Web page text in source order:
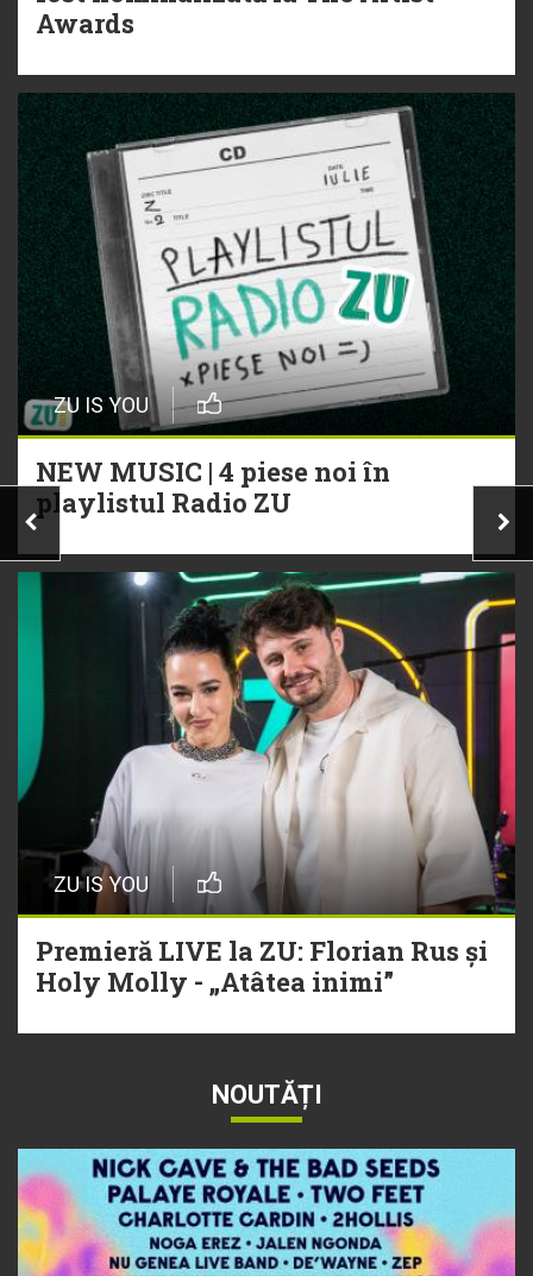
Awards
ZU IS YOU
NEW MUSIC | 4 piese noi în
playlistul Radio ZU
ZU IS YOU
Premieră LIVE la ZU: Florian Rus și
Holy Molly - „Atâtea inimi”
NOUTĂȚI